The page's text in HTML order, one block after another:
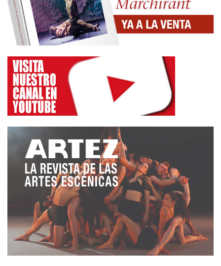
como se interesó por el teatro cuando inició su
carrera, y así terminó también, sumergido en
pensamientos y reflexiones sobre el oficio de la
interpretación. Murió sin el reconocimiento de su
carrera y de sus aportes, quizás porque
políticamente no hizo lo que esperaban que hiciera
en su tiempo, porque sus búsquedas estaban
encaminadas hacia otros territorios que
posiblemente no incidían de manera explícita o
de guerra, quizás por eso. Y por eso creo que no
hay gremio en Guatemala, no donde quepan todos
y todas, no donde cada uno y cada una se sienta a
salvo y no violentado. Hay pequeños círculos del
teatro nada más,segmentados, esparcidos y
distantes.
Creo que nos compete darnos a la tarea de
reconocer los pocos verdaderos maestrxs que
existieron, que existen y que poco o bastante, han